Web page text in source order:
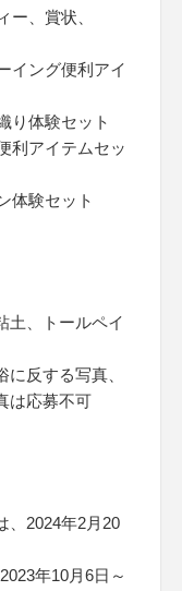
、賞状、
イング便利アイ
り体験セット
利アイテムセッ
体験セット
土、トールペイ
反する写真、
は応募不可
、2024年2月20
年10月6日～